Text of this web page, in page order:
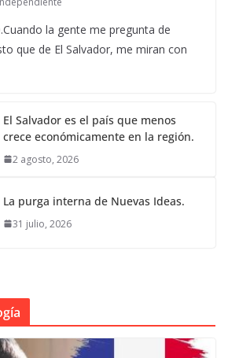
la gente me pregunta de
que de El Salvador, me miran con
El Salvador es el país que menos
crece económicamente en la región.
2 agosto, 2026
La purga interna de Nuevas Ideas.
31 julio, 2026